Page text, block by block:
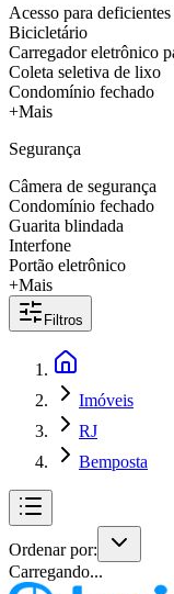
Acesso para deficientes
Bicicletário
Carregador eletrônico
Coleta seletiva de lixo
Condomínio fechado
+Mais
Segurança
Câmera de segurança
Condomínio fechado
Guarita blindada
Interfone
Portão eletrônico
+Mais
Filtros
Imóveis
RJ
Bemposta
Ordenar por:
Carregando...